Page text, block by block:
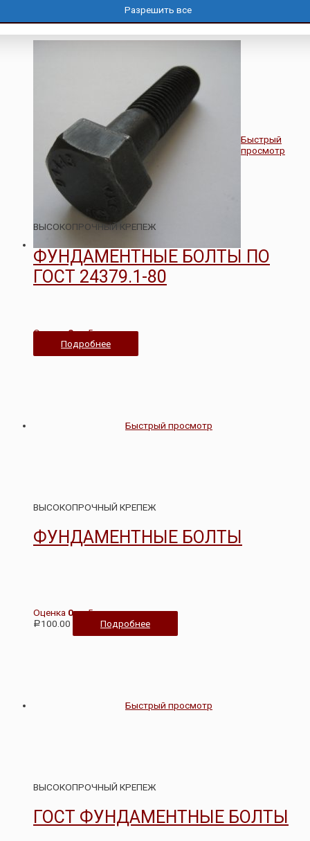
Быстрый
просмотр
ВЫСОКОПРОЧНЫЙ КРЕПЕЖ
ФУНДАМЕНТНЫЕ БОЛТЫ ПО
ГОСТ 24379.1-80
Оценка0из 5
Подробнее
Быстрый просмотр
ВЫСОКОПРОЧНЫЙ КРЕПЕЖ
ФУНДАМЕНТНЫЕ БОЛТЫ
Оценка 0из 5
Р 100.00 Подробнее
Быстрый просмотр
ВЫСОКОПРОЧНЫЙ КРЕПЕЖ
ГОСТ ФУНДАМЕНТНЫЕ БОЛТЫ
Разрешить все